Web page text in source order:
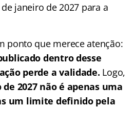
janeiro de 2027 para a
ponto que merece atenção:
dentro desse
perde a validade. Logo,
2027 não é apenas uma
um limite definido pela